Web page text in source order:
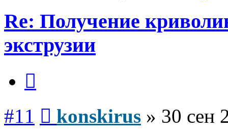
Re: Получение
экструзии
#11 konskirus » 30 сен